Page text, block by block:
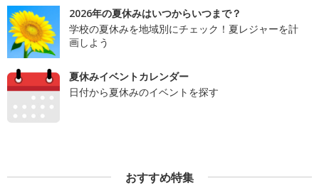
2026年の夏休みはいつからいつまで？
学校の夏休みを地域別にチェック！夏レジャーを計
画しよう
夏休みイベントカレンダー
日付から夏休みのイベントを探す
おすすめ特集